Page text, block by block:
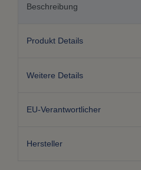
Beschreibung
Produkt Details
Weitere Details
EU-Verantwortlicher
Hersteller